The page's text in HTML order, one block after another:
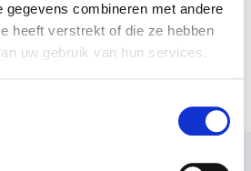
gegevens combineren met andere
heeft verstrekt of die ze hebben
uw gebruik van hun services.
bij Original Talks?